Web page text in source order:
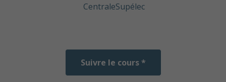
CentraleSupélec
Suivre le cours *